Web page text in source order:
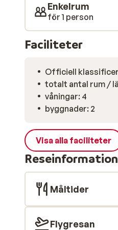
Enkelrum
för 1 person
Faciliteter
Officiell
totalt antal rum /
våningar: 4
byggnader: 2
Visa alla faciliteter
Reseinformation
Måltider
Flygresan